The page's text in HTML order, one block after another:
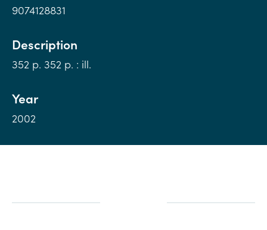
9074128831
Description
352 p. 352 p. : ill.
Year
2002